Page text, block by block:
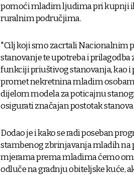
pomoći mladim ljudima pri kupnji
ruralnim područjima.
"Cilj koji smo zacrtali Nacionalnim
stanovanje te upotreba i
funkciji priuštivog stanovanja, kao i
promet nekretnina mladim
dijelom modela za poticajnu
osigurati značajan postotak
Dodao je i kako se radi poseban
stambenog zbrinjavanja mladih
mjerama prema mladima ćemo
odluče na gradnju obiteljske kuće,